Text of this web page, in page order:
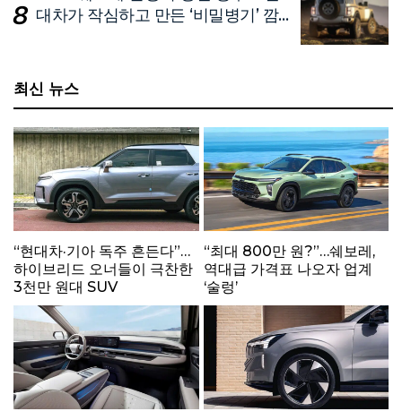
대차가 작심하고 만든 ‘비밀병기’ 깜
최신 뉴스
“현대차·기아 독주 흔든다”…
하이브리드 오너들이 극찬한
3천만 원대 SUV
“최대 800만 원?”…쉐보레,
역대급 가격표 나오자 업계
‘술렁’